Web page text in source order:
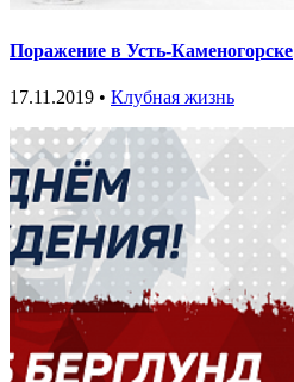
Поражение в Усть-Каменогорске
17.11.2019 • Клубная жизнь